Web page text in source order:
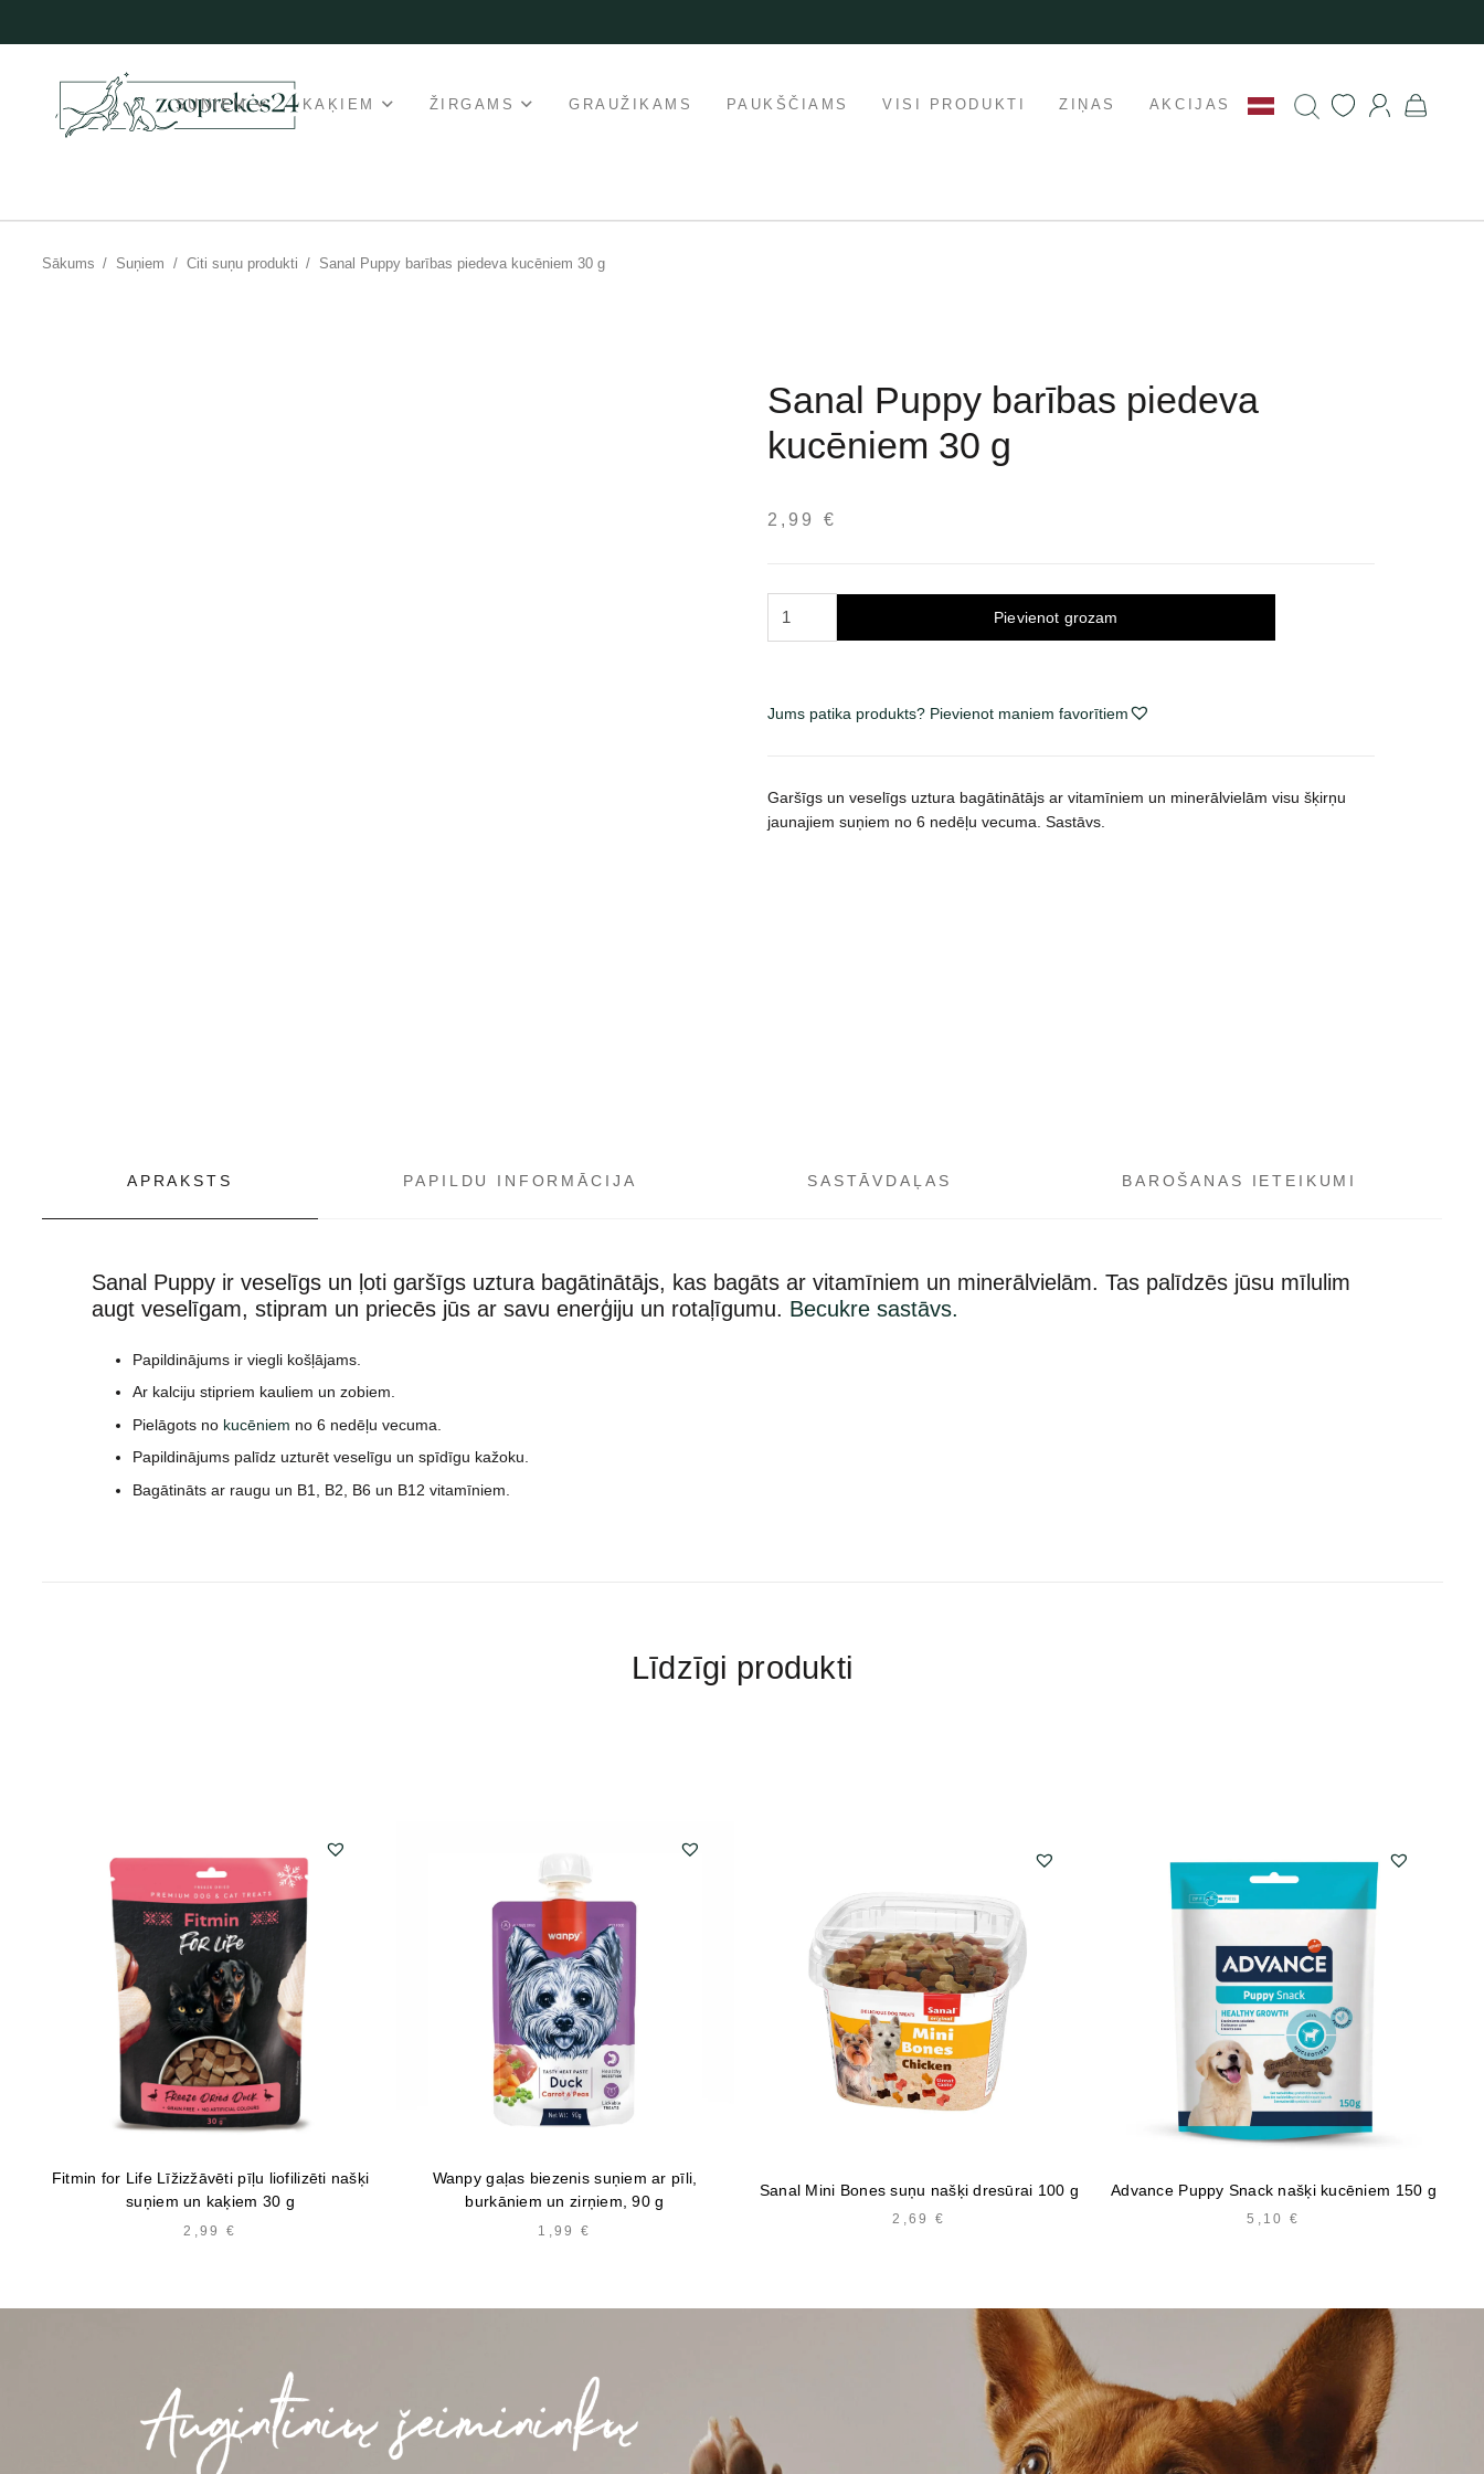
SUŅIEM KAĶIEM ŽIRGAMS GRAUŽIKAMS PAUKŠČIAMS VISI PRODUKTI ZIŅAS AKCIJAS
Sākums / Suņiem / Citi suņu produkti / Sanal Puppy barības piedeva kucēniem 30 g
Sanal Puppy barības piedeva
kucēniem 30 g
2,99 €
šuniukams
daudzums
Pievienot grozam
Jums patika produkts? Pievienot maniem favorītiem
Garšīgs un veselīgs uztura bagātinātājs ar vitamīniem un minerālvielām visu šķirņu
jaunajiem suņiem no 6 nedēļu vecuma. Sastāvs.
APRAKSTS PAPILDU INFORMĀCIJA SASTĀVDAĻAS BAROŠANAS IETEIKUMI
Sanal Puppy ir veselīgs un ļoti garšīgs uztura bagātinātājs, kas bagāts ar vitamīniem un minerālvielām. Tas palīdzēs jūsu mīlulim
augt veselīgam, stipram un priecēs jūs ar savu enerģiju un rotaļīgumu. Becukre sastāvs.
Papildinājums ir viegli košļājams.
Ar kalciju stipriem kauliem un zobiem.
Pielāgots no kucēniem no 6 nedēļu vecuma.
Papildinājums palīdz uzturēt veselīgu un spīdīgu kažoku.
Bagātināts ar raugu un B1, B2, B6 un B12 vitamīniem.
Līdzīgi produkti
Fitmin for Life Līžizžāvēti pīļu liofilizēti našķi
suņiem un kaķiem 30 g
2,99€
Wanpy gaļas biezenis suņiem ar pīli,
burkāniem un zirņiem, 90 g
1,99€
Sanal Mini Bones suņu našķi dresūrai 100 g
2,69€
Advance Puppy Snack našķi kucēniem 150 g
5,10€